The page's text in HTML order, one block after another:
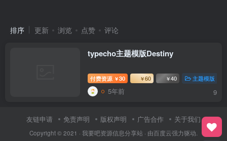
排序 更新 浏览 点赞 评论
typecho主题模版Destiny
付费资源 ￥30 ￥60 ￥40 主题模版
5年前 9
友链申请 免责声明 版权声明 广告合作 关于我们
Copyright © 2021 · 我要吧资源信息分享站 · 由百度云强力驱动.